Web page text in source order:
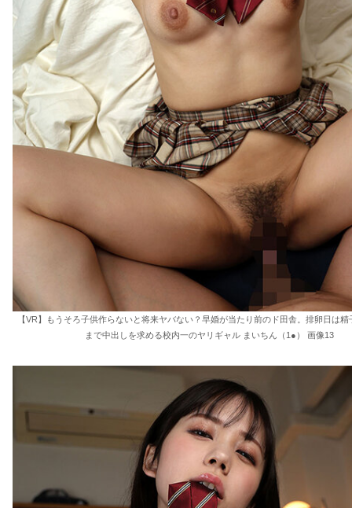
【VR】もうそろ子供作らないと将来ヤバない？早婚が当たり前のド田舎。排卵日は精
まで中出しを求める校内一のヤリギャル まいちん（1●） 画像13